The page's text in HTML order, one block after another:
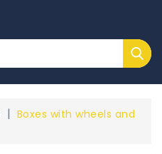
Boxes with wheels and